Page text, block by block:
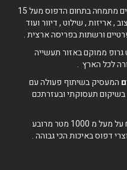
חברת קולור פרינט גרופ בע"מ בירושלים מתמחה בתחום הדפוס מעל 15
, אריזות , שילוט , דיוור ועוד
גרופ ממוקם באזור תעשייה
לכל הארץ .
המעסיק בשיתוף פעולה עם
הציבור כ 60 עובדים בשיקום תעסוקתי ובעזרתכם
המפעל דפוס שלנו בירושלים משתטח על מעל מ 1000 מטר מרובע
דפוס באיכות הכי גבוהה .